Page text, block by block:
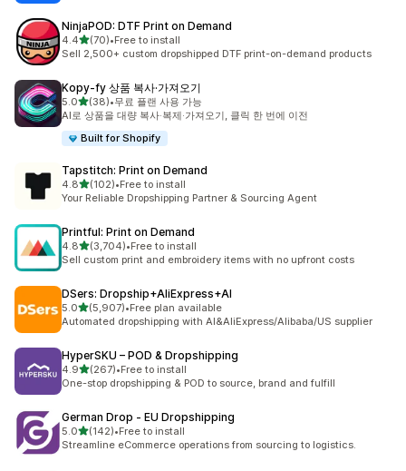
NinjaPOD: DTF Print on Demand
4.4별 5개 중
(70)
총 리뷰 70개
•Free to install
Sell 2,500+ custom dropshipped DTF print-on-demand products
Kopy‑fy 상품 복사·가져오기
5.0별 5개 중
(38)
총 리뷰 38개
•무료 플랜 사용 가능
AI로 상품을 대량 복사·복제·가져오기, 클릭 한 번에 이전
Built for Shopify
Tapstitch: Print on Demand
4.8별 5개 중
(102)
총 리뷰 102개
•Free to install
Your Reliable Dropshipping Partner & Sourcing Agent
Printful: Print on Demand
4.8별 5개 중
(3,704)
총 리뷰 3704개
•Free to install
Sell custom print and embroidery items with no upfront costs
DSers: Dropship+AliExpress+AI
5.0별 5개 중
(5,907)
총 리뷰 5907개
•Free plan available
Automated dropshipping with AI&AliExpress/Alibaba/US supplier
HyperSKU – POD & Dropshipping
4.9별 5개 중
(267)
총 리뷰 267개
•Free to install
One-stop dropshipping & POD to source, brand and fulfill
German Drop ‑ EU Dropshipping
5.0별 5개 중
(142)
총 리뷰 142개
•Free to install
Streamline eCommerce operations from sourcing to logistics.